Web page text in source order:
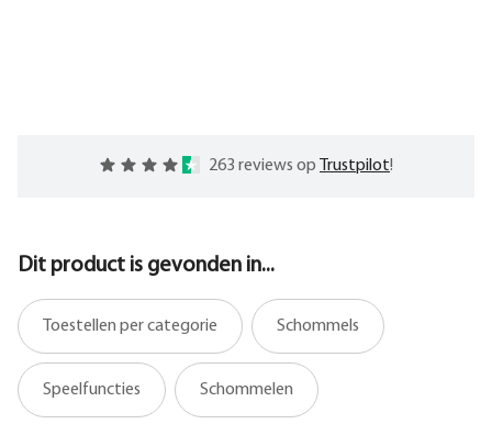
263 reviews op Trustpilot!
Dit product is gevonden in...
Toestellen per categorie Schommels
Speelfuncties Schommelen